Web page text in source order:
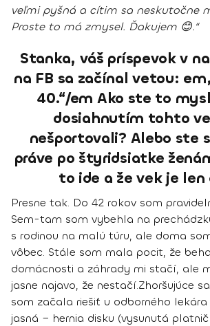
veľmi pyšná a cítim sa neskutočne
Proste to má zmysel. Ďakujem 😊.“
Stanka, váš príspevok v
na FB sa začínal vetou:
40.“/em Ako ste to
dosiahnutím tohto
nešportovali? Alebo ste
práve po štyridsiatke
to ide a že vek je len
Presne tak. Do 42 rokov som
Sem-tam som vybehla na
s rodinou na malú túru, ale doma
vôbec. Stále som mala pocit, že
domácnosti a záhrady mi stačí, ale
jasne najavo, že nestačí.Zhoršujúce
som začala riešiť u odborného
jasná − hernia disku (vysunutá